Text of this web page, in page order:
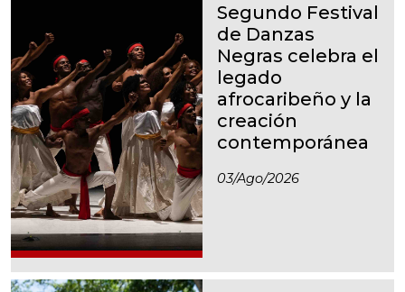
Segundo Festival
de Danzas
Negras celebra el
legado
afrocaribeño y la
creación
contemporánea
03/ago/2026